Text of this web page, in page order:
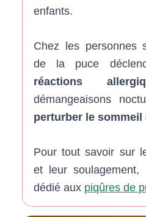
enfants.
Chez les personnes
de la puce
réactions
démangeaisons
perturber le sommeil
Pour tout savoir sur
et leur soulagement,
dédié aux piqûres de